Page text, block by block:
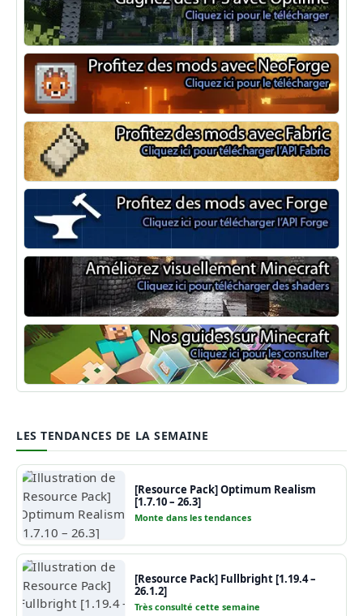
Optifine
NeoForge
Minecraft Fabric
Minecraft Forge
Shaders Minecraft
Guide Minecraft
LES TENDANCES DE LA SEMAINE
[Resource Pack] Optimum Realism
[1.7.10 – 26.3]
Monte dans les tendances
[Resource Pack] Fullbright [1.19.4 –
26.1.2]
Très consulté cette semaine